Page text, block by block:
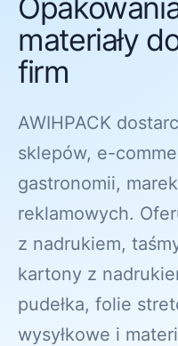
materiały
firm
AWIHPACK
sklepów, e-
gastronomii,
reklamowych.
z nadrukiem,
kartony z
pudełka, folie
wysyłkowe i